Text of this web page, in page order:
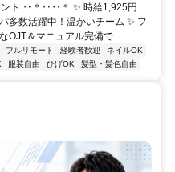
ト ‥＊‥‥＊ ✨ 時給1,925円
多数活躍中！温かいチーム ✨ フ
OJT＆マニュアル完備で...
フルリモート 経験者歓迎
ネイルOK
服装自由 ひげOK 髪型・髪色自由